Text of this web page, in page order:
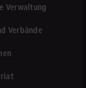
Verwaltung
Verbände